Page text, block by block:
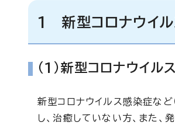
1 新型コロナウイ
（1）新型コロナウイ
新型コロナウイルス感染症な
し、治癒していない方、また、